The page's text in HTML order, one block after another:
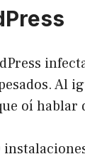
oí hablar